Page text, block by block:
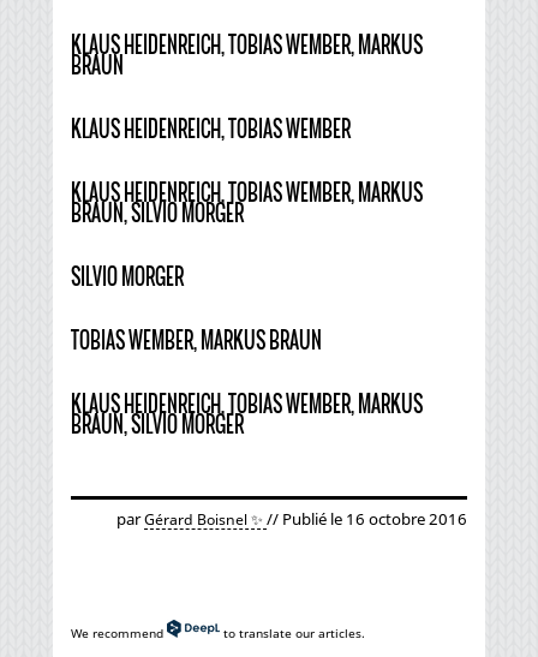
KLAUS HEIDENREICH, TOBIAS WEMBER, MARKUS
BRAUN
KLAUS HEIDENREICH, TOBIAS WEMBER
KLAUS HEIDENREICH, TOBIAS WEMBER, MARKUS
BRAUN, SILVIO MORGER
SILVIO MORGER
TOBIAS WEMBER, MARKUS BRAUN
KLAUS HEIDENREICH, TOBIAS WEMBER, MARKUS
BRAUN, SILVIO MORGER
parGérard Boisnel ✨ // Publié le 16 octobre 2016
We recommend to translate our articles.